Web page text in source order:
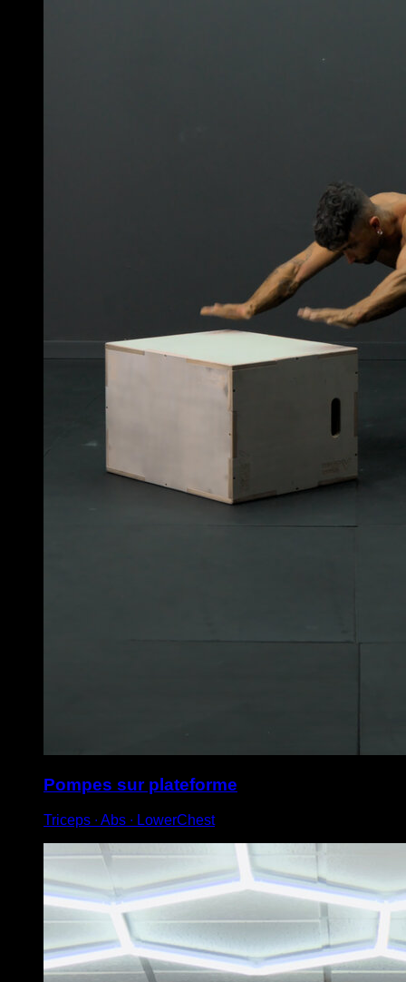
Pompes sur plateforme
Triceps ∙ Abs ∙ LowerChest